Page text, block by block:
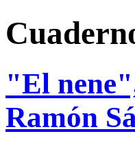
"El
Ramón